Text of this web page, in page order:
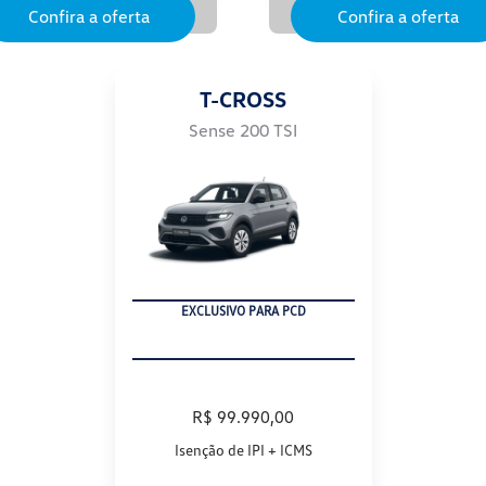
Confira a oferta Confira a oferta
T-CROSS
Sense 200 TSI
EXCLUSIVO PARA PCD
R$ 99.990,00
Isenção de IPI + ICMS